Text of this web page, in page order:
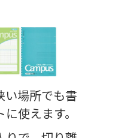
い場所でも書
使えます。